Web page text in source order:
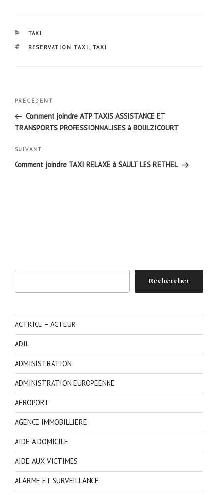
CATÉGORIES
TAXI
ÉTIQUETTES
RESERVATION TAXI , TAXI
Navigation
l’article
Article
précédent
PRÉCÉDENT
Comment joindre ATP TAXIS ASSISTANCE ET
TRANSPORTS PROFESSIONNALISES à BOULZICOURT
Article
suivant
SUIVANT
Comment joindre TAXI RELAXE à SAULT LES RETHEL
Rechercher
ACTRICE – ACTEUR
ADIL
ADMINISTRATION
ADMINISTRATION EUROPEENNE
AEROPORT
AGENCE IMMOBILLIERE
AIDE A DOMICILE
AIDE AUX VICTIMES
ALARME ET SURVEILLANCE